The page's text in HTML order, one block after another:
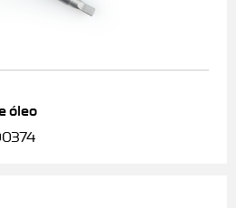
óleo